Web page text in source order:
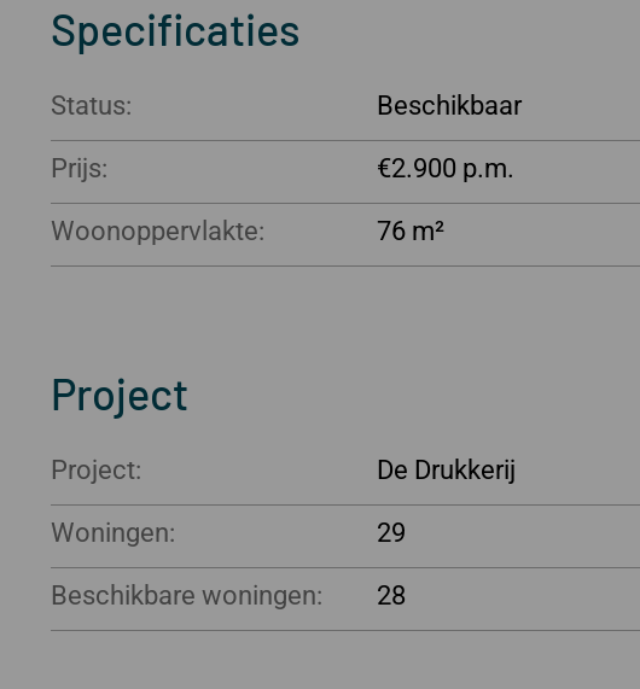
Specificaties
Status: Beschikbaar
Prijs: €2.900
Woonoppervlakte: 76 m²
Project
Project: De Drukkerij
Woningen: 29
Beschikbare woningen: 28